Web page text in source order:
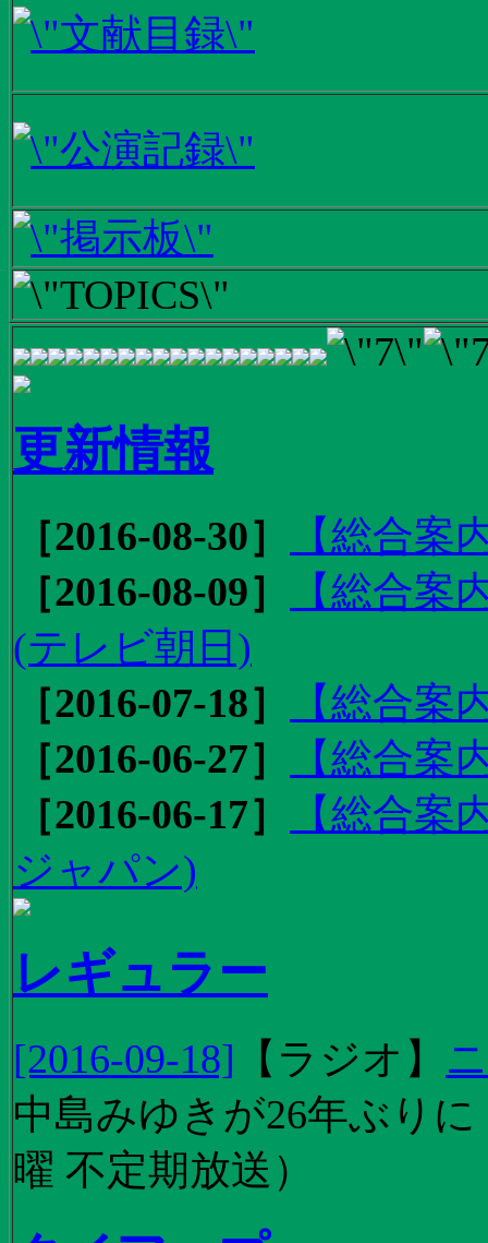
更新情報
［2016-08-30］
【総合
［2016-08-09］
【総合
(テレビ朝日)
［2016-07-18］
【総合案
［2016-06-27］
【総合案
［2016-06-17］
【総合
ジャパン)
レギュラー
[2016-09-18] 【 ラジオ 】
中島みゆきが26年ぶり
曜 不定期放送）